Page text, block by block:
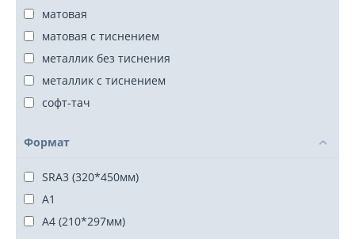
матовая
матовая с тиснением
металлик без тиснения
металлик с тиснением
софт-тач
Формат
SRA3 (320*450мм)
А1
А4 (210*297мм)